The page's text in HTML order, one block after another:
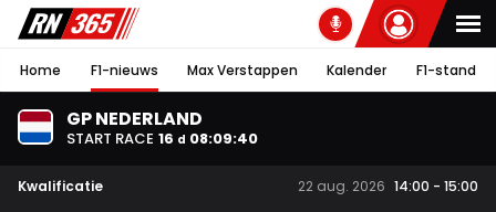
Home F1-nieuws Max Verstappen Kalender F1-stand
GP NEDERLAND
START RACE 16 d 08:09:39
Kwalificatie 22 aug. 2026 14:00 - 15:00